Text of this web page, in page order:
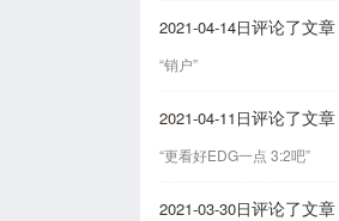
2021-04-14日评论了文章
“销户”
2021-04-11日评论了文章
“更看好EDG一点 3:2吧”
2021-03-30日评论了文章